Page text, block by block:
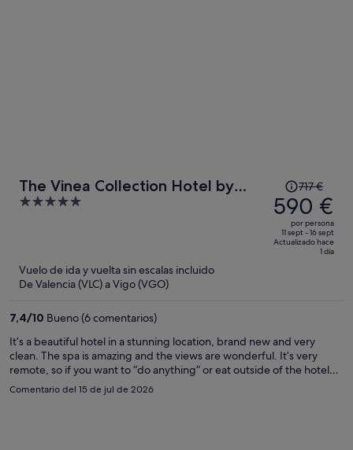
The Vinea Collection Hotel by
Piamonte Hotels
5
precio
era
de
717 €,
persona
717 €
590 €
por persona
11 sept - 16 sept
Actualizado hace
1 día
Vuelo de ida y vuelta sin escalas incluido
De Valencia (VLC) a Vigo (VGO)
7,4/10 Bueno (6 comentarios)
It’s a beautiful hotel in a stunning location, brand new and very
clean. The spa is amazing and the views are wonderful. It’s very
remote, so if you want to “do anything” or eat outside of the hotel
you will need a car. The staff were lovely, even if in some cases they
spoke limited English (which is understandable).
Comentario del 15 de jul de 2026